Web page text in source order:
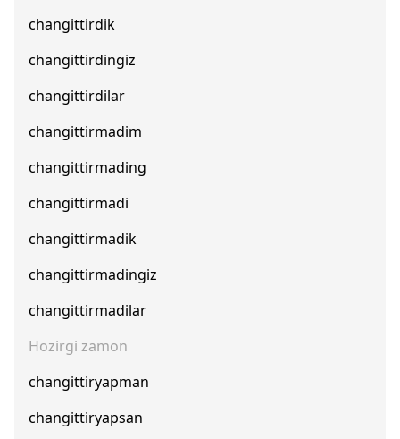
changittirdik
changittirdingiz
changittirdilar
changittirmadim
changittirmading
changittirmadi
changittirmadik
changittirmadingiz
changittirmadilar
Hozirgi zamon
changittiryapman
changittiryapsan